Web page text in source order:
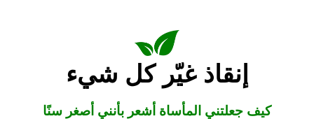
إنقاذ غيّر كل شيء
كيف جعلتني المأساة أشعر بأنني أصغر سنًا